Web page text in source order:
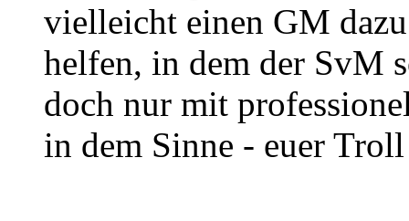
vielleicht einen GM
helfen, in dem der SvM
doch nur mit
in dem Sinne - euer